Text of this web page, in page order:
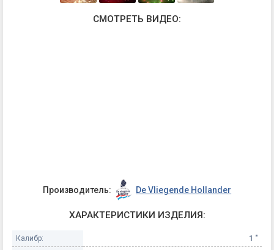
СМОТРЕТЬ ВИДЕО:
Производитель: De Vliegende Hollander
ХАРАКТЕРИСТИКИ ИЗДЕЛИЯ:
Калибр:
1 "